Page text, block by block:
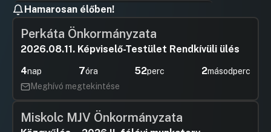
HozzászólásokUgrás a napirendi pontra
4. Javaslat a nagytarcsai 130091093
(felnőtt) háziorvosi praxis
működtetésével kapcsolatos döntések
meghozatalára 2026. szeptember 1-jétől
Hozzászólások Ugrás a napirendi pontra
5. Javaslat az iskolaorvosi feladatok
ellátására 2026 szeptember 1-jétől
6. Javaslat a 2142 Nagytarcsa, belterület
147 helyrajzi számú ingatlan ingyenes
Hamarosan élőben!
Perkáta Önkormányzata
2026.08.11. Képviselő-Testület Rendkívüli ülés
4nap 7óra 52perc 2másodperc
Meghívó megtekintése
Miskolc MJV Önkormányzata